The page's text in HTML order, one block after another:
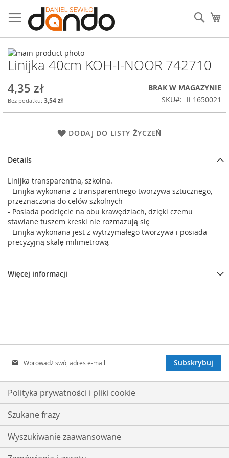
do
treści
Przejdź
na
koniec
galerii
Przejdź
na
początek
galerii
Linijka 40cm KOH-I-NOOR 742710
4,35 zł
3,54 zł
BRAK W MAGAZYNIE
SKU
li 1650021
DODAJ DO LISTY ŻYCZEŃ
Details
Linijka transparentna, szkolna.
- Linijka wykonana z transparentnego tworzywa sztucznego,
przeznaczona do celów szkolnych
- Posiada podcięcie na obu krawędziach, dzięki czemu
stawiane tuszem kreski nie rozmazują się
- Linijka wykonana jest z wytrzymałego tworzywa i posiada
precyzyjną skalę milimetrową
Więcej informacji
Subskrybuj
nasz
newsletter:
Subskrybuj
Polityka prywatności i pliki cookie
Szukane frazy
Wyszukiwanie zaawansowane